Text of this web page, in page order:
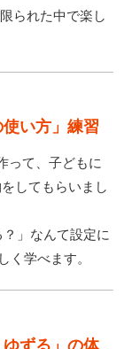
られた中で楽し
使い方」練習
って、子どもに
してもらいまし
？」なんて設定に
く学べます。
ゆずる」の体